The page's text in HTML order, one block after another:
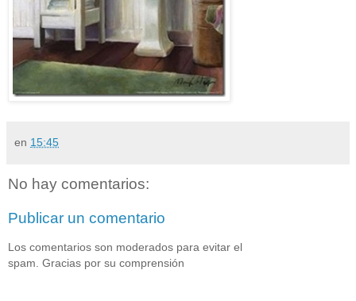
en 15:45
No hay comentarios:
Publicar un comentario
Los comentarios son moderados para evitar el
spam. Gracias por su comprensión